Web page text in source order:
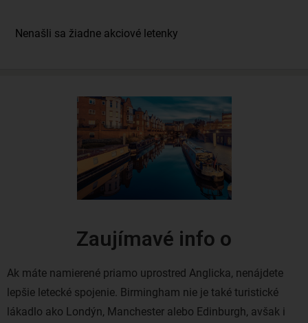
Zaujímavé info o
Ak máte namierené priamo uprostred Anglicka, nenájdete
lepšie letecké spojenie. Birmingham nie je také turistické
lákadlo ako Londýn, Manchester alebo Edinburgh, avšak i